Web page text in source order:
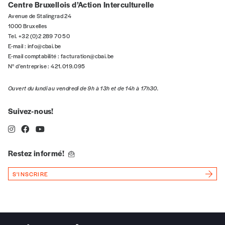
*Prix indicatif, frais de port inclus
Je m'abonne à l'Imag
Format papier (livraison uniquement
Je commande au numéro
Édition papier (livraison en Belgique
Centre Bruxellois d’Action Interculturelle
Avenue de Stalingrad 24
1000 Bruxelles
Tel. +32 (0)2 289 70 50
E-mail : info@cbai.be
E-mail comptabilité : facturation@cbai.be
N° d’entreprise : 421.019.095
Ouvert du lundi au vendredi de 9h à 13h et de 14h à 17h30.
Suivez-nous!
Restez informé!
S'INSCRIRE